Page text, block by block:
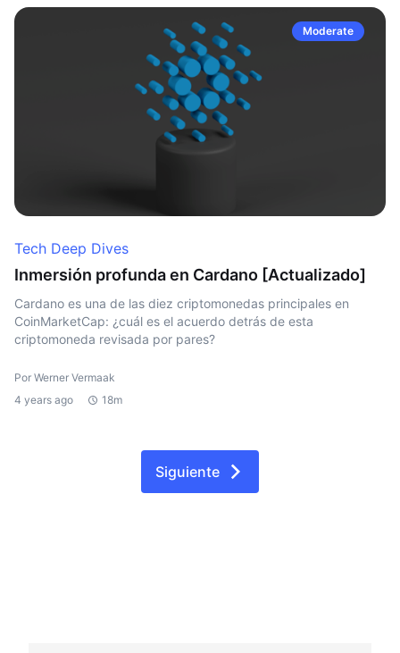
Moderate
Tech Deep Dives
Inmersión profunda en Cardano [Actualizado]
Cardano es una de las diez criptomonedas principales en
CoinMarketCap: ¿cuál es el acuerdo detrás de esta
criptomoneda revisada por pares?
Por Werner Vermaak
4 years ago
18m
Siguiente